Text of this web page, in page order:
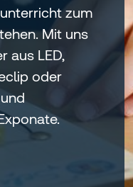
zum
Mit uns
aus LED,
oder